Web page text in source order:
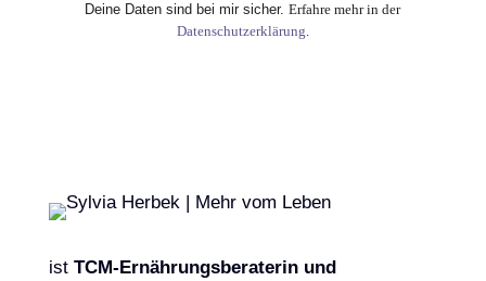
Deine Daten sind bei mir sicher.Erfahre mehr in der
Datenschutzerklärung.
ist TCM-Ernährungsberaterin und